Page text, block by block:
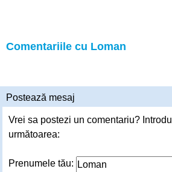
Comentariile cu Loman
Postează mesaj
Vrei sa postezi un comentariu?
următoarea:
Prenumele tău: